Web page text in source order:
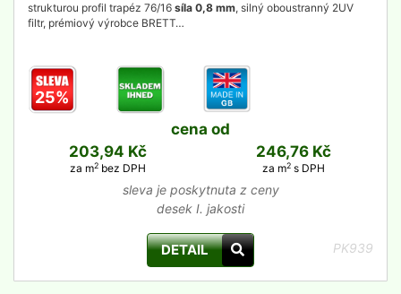
strukturou profil trapéz 76/16 síla 0,8 mm, silný oboustranný 2UV
filtr, prémiový výrobce BRETT…
25%
cena od
203,94 Kč
za m2bez DPH
246,76 Kč
za m2 s DPH
sleva je poskytnuta z ceny
desek I. jakosti
DETAIL PK939